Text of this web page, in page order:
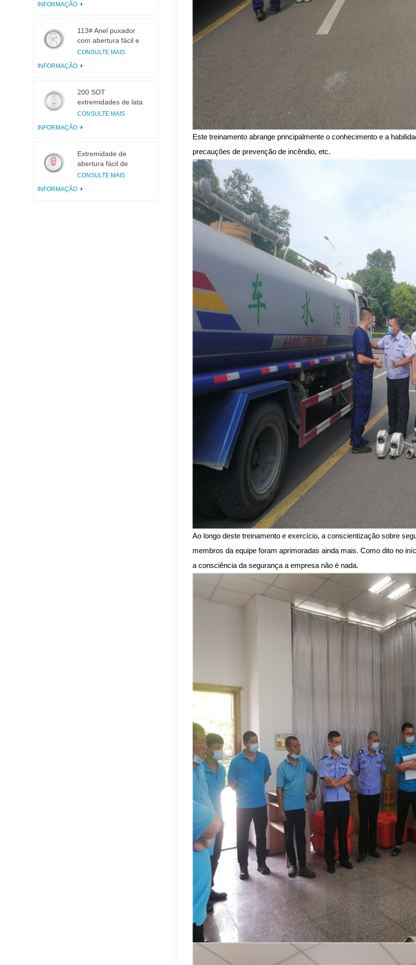
Este treinamento abrange principalmente o conhecimento e a
precauções de prevenção de incêndio, etc.
Ao longo deste treinamento e exercício, a conscientização sobre
membros da equipe foram aprimoradas ainda mais. Como dito no
a consciência da segurança a empresa não é nada.
INFORMAÇÃO
113# Anel puxador
com abertura fácil e
pequena abertura
CONSULTE MAIS
INFORMAÇÃO
200 SOT
extremidades de lata
de alumínio de 3
de alimentos e
CONSULTE MAIS
INFORMAÇÃO
Extremidade de
abertura fácil de
alumínio incisa com
CONSULTE MAIS
INFORMAÇÃO